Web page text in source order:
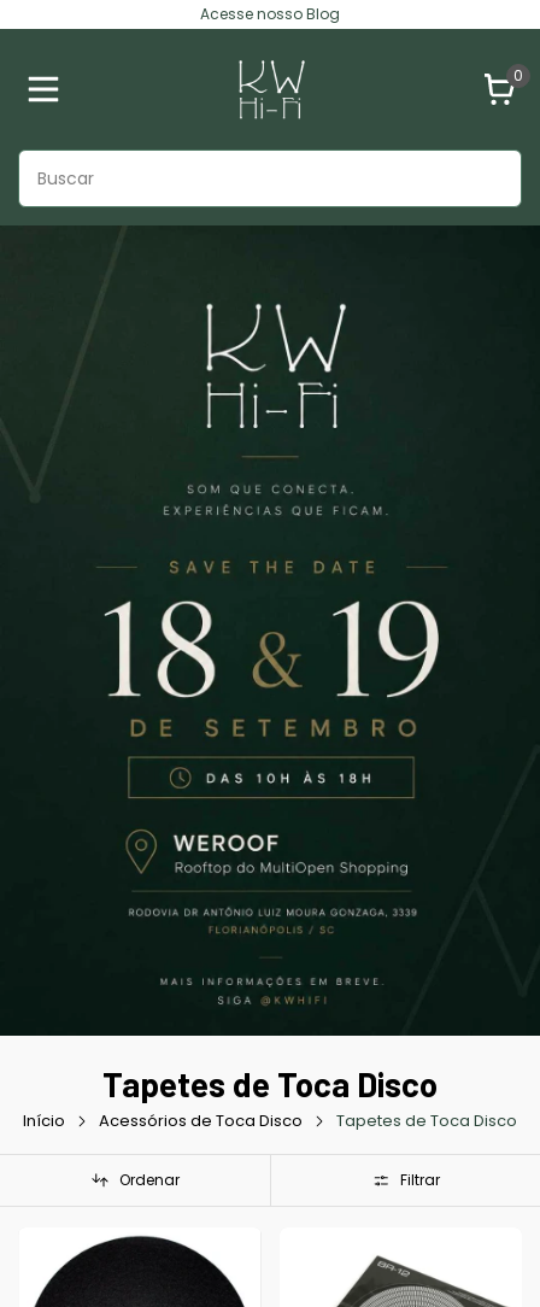
Acesse nosso Blog
0
Tapetes de Toca Disco
Início Acessórios de Toca Disco Tapetes de Toca Disco
Ordenar Filtrar